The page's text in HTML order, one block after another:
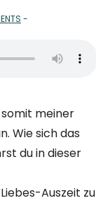
somit meiner
Wie sich das
du in dieser
Auszeit zu